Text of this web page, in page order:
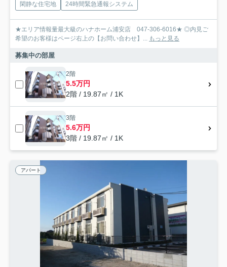
閑静な住宅地
24時間緊急通報システム
★エリア情報量最大級のハナホーム浦安店 047-306-6016★ ◎内見ご
希望のお客様はページ右上の【お問い合わせ】... もっと見る
募集中の部屋
2階
5.5万円
2階 / 19.87㎡ / 1K
3階
5.6万円
3階 / 19.87㎡ / 1K
アパート